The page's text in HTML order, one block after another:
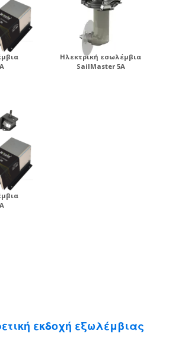
Ηλεκτρική εσωλέμβια
SailMaster 5A
εκδοχή εξωλέμβιας